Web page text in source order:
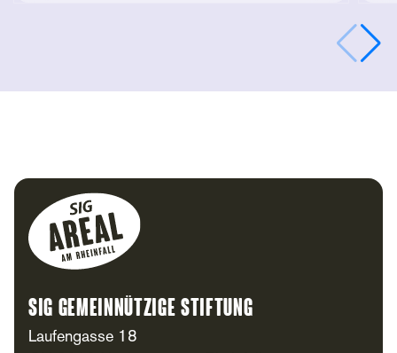
SIG Gemeinnützige Stiftung
Laufengasse 18